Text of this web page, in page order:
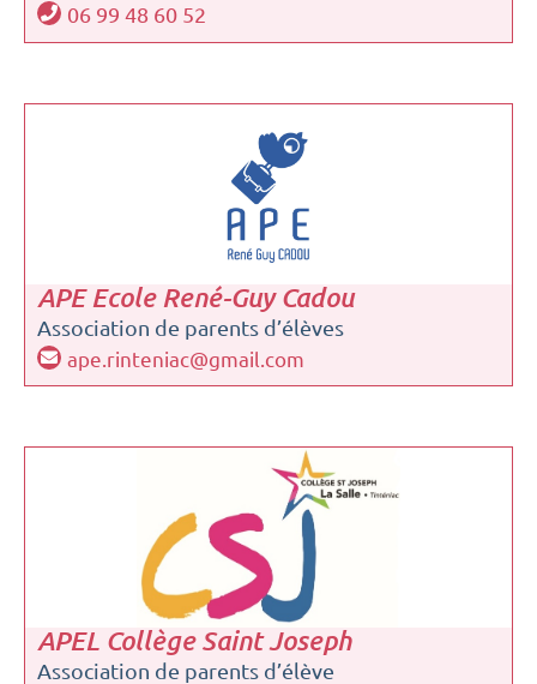
06 99 48 60 52
APE Ecole René-Guy Cadou
Association de parents d’élèves
ape.rinteniac@gmail.com
APEL Collège Saint Joseph
Association de parents d’élève